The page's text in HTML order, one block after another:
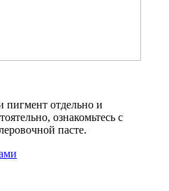
пигмент отдельно и
ознакомьтесь с
пасте.